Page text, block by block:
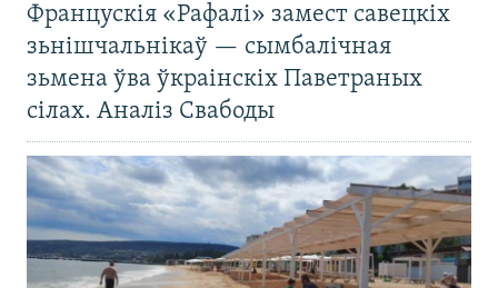
Францускія «Рафалі» замест савецкіх
зьнішчальнікаў — сымбалічная
зьмена ўва ўкраінскіх Паветраных
сілах. Аналіз Свабоды